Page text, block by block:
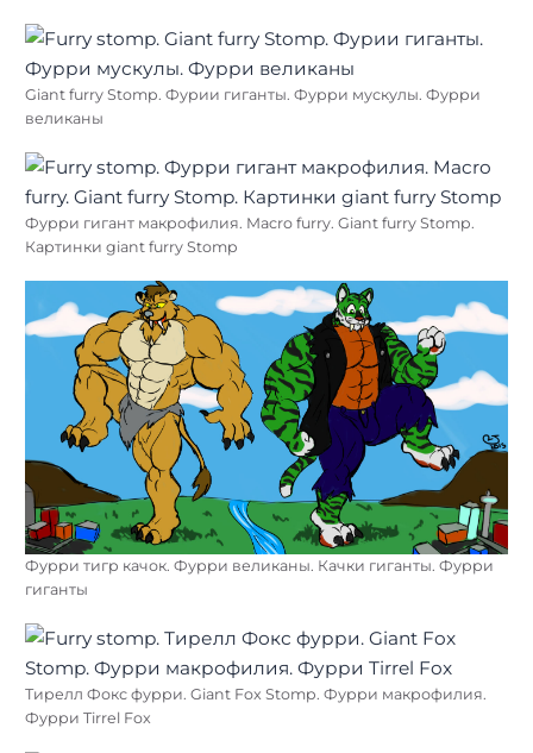
Giant furry Stomp. Фурии гиганты. Фурри мускулы. Фурри
великаны
Фурри гигант макрофилия. Macro furry. Giant furry Stomp.
Картинки giant furry Stomp
Фурри тигр качок. Фурри великаны. Качки гиганты. Фурри
гиганты
Тирелл Фокс фурри. Giant Fox Stomp. Фурри макрофилия.
Фурри Tirrel Fox